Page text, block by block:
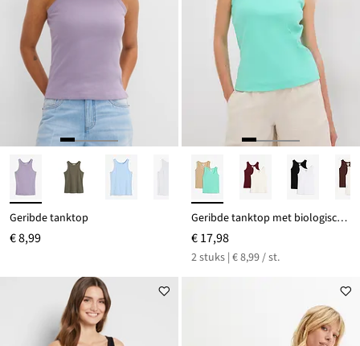
Geribde tanktop
€ 8,99
Geribde tanktop met biologisch katoen (set van 2)
€ 17,98
2 stuks | € 8,99 / st.